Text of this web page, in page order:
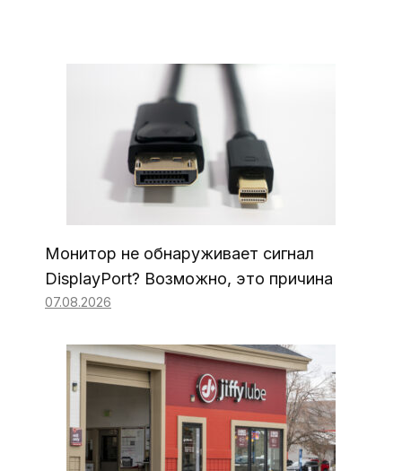
Монитор не обнаруживает сигнал
DisplayPort? Возможно, это причина
07.08.2026